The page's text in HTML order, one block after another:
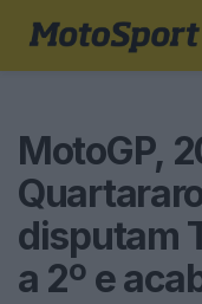
MotoGP,
disputam
a 2º e